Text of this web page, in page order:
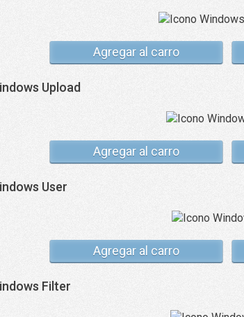
Agregar al carro
Upload
Agregar al carro
User
Agregar al carro
Filter